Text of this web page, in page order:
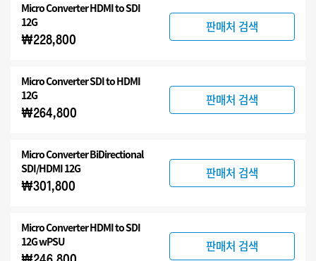
Micro ConverterHDMI to SDI
12G
₩228,800
판매처 검색
Micro ConverterSDI to HDMI
12G
₩264,800
판매처 검색
Micro ConverterBiDirectional
SDI/HDMI 12G
₩301,800
판매처 검색
Micro ConverterHDMI to SDI
12G wPSU
판매처 검색